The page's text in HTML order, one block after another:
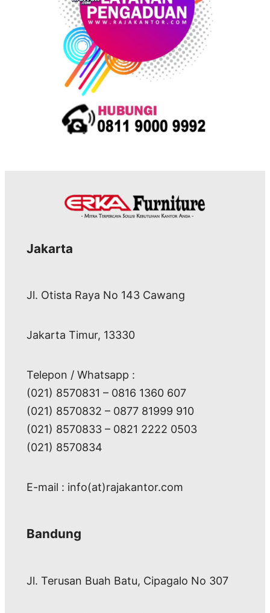
Jakarta
Jl. Otista Raya No 143 Cawang
Jakarta Timur, 13330
Telepon / Whatsapp :
(021) 8570831 – 0816 1360 607
(021) 8570832 – 0877 81999 910
(021) 8570833 – 0821 2222 0503
(021) 8570834
E-mail : info(at)rajakantor.com
Bandung
Jl. Terusan Buah Batu, Cipagalo No 307